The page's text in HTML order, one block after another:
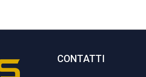
CONTATTI